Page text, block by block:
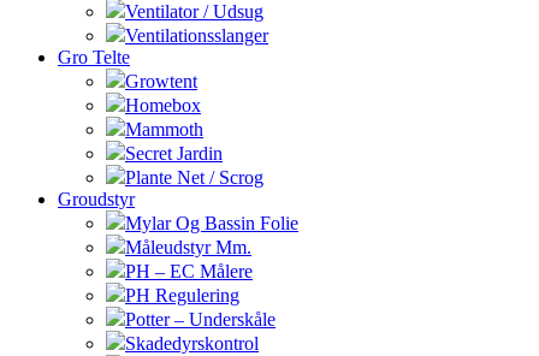
Ventilator / Udsug
Ventilationsslanger
Gro Telte
Growtent
Homebox
Mammoth
Secret Jardin
Plante Net / Scrog
Groudstyr
Mylar Og Bassin Folie
Måleudstyr Mm.
PH – EC Målere
PH Regulering
Potter – Underskåle
Skadedyrskontrol